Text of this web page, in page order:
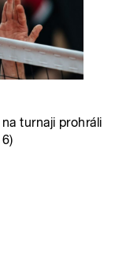
turnaji prohráli